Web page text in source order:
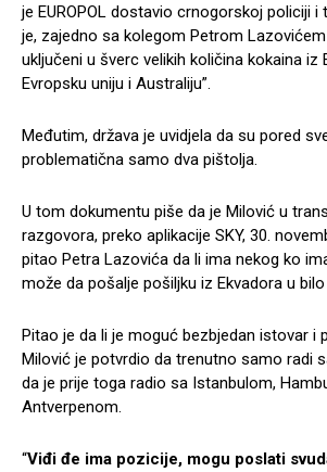
je EUROPOL dostavio crnogorskoj policiji i
je, zajedno sa kolegom Petrom
uključeni u šverc velikih količina kokaina iz
Evropsku uniju i Australiju”.
Međutim, država je uvidjela da su pored
problematična samo dva pištolja.
U tom dokumentu piše da je Milović u
razgovora, preko aplikacije SKY, 30.
pitao Petra Lazovića da li ima nekog ko
može da pošalje pošiljku iz Ekvadora u bilo
Pitao je da li je moguć bezbjedan istovar i
Milović je potvrdio da trenutno samo radi
da je prije toga radio sa Istanbulom,
Antverpenom.
“Viđi đe ima pozicije, mogu poslati